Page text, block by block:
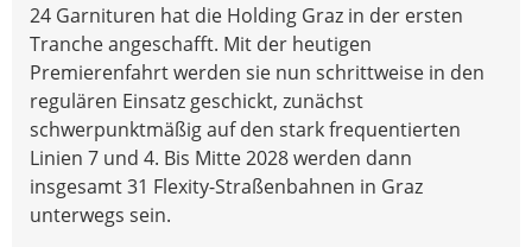
24 Garnituren hat die Holding Graz in der ersten
Tranche angeschafft. Mit der heutigen
Premierenfahrt werden sie nun schrittweise in den
regulären Einsatz geschickt, zunächst
schwerpunktmäßig auf den stark frequentierten
Linien 7 und 4. Bis Mitte 2028 werden dann
insgesamt 31 Flexity-Straßenbahnen in Graz
unterwegs sein.